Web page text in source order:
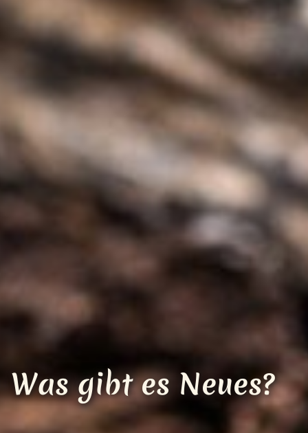
Was gibt es Neues?
Loading...